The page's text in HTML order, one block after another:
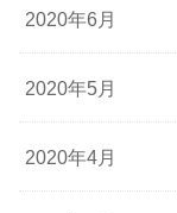
2020年6月
2020年5月
2020年4月